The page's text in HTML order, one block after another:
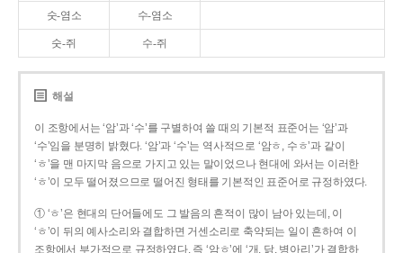
숫-염소 수-염소
숫-쥐 수-쥐
해설
이 조항에서는 ‘암’과 ‘수’를 구별하여 쓸 때의 기본적 표준어는 ‘암’과
‘수’임을 분명히 밝혔다. ‘암’과 ‘수’는 역사적으로 ‘암ㅎ, 수ㅎ’과 같이
‘ㅎ’을 맨 마지막 음으로 가지고 있는 말이었으나 현대에 와서는 이러한
‘ㅎ’이 모두 떨어졌으므로 떨어진 형태를 기본적인 표준어로 규정하였다.
① ‘ㅎ’은 현대의 단어들에도 그 발음의 흔적이 많이 남아 있는데, 이
‘ㅎ’이 뒤의 예사소리와 결합하면 거센소리로 축약되는 일이 흔하여 이
조항에서 부가적으로 규정하였다. 즉 ‘암ㅎ’에 ‘개, 닭, 병아리’가 결합하